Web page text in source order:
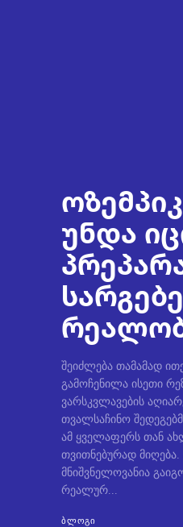
უნდა
შეიძლება თამამად
გამოჩენილა ისეთი
ვარსკვლავების
თვალსაჩინო
ამ ყველაფერს თან
თვითნებურად მიღება.
მნიშვნელოვანია
რეალურ...
ᲑᲚᲝᲒᲘ